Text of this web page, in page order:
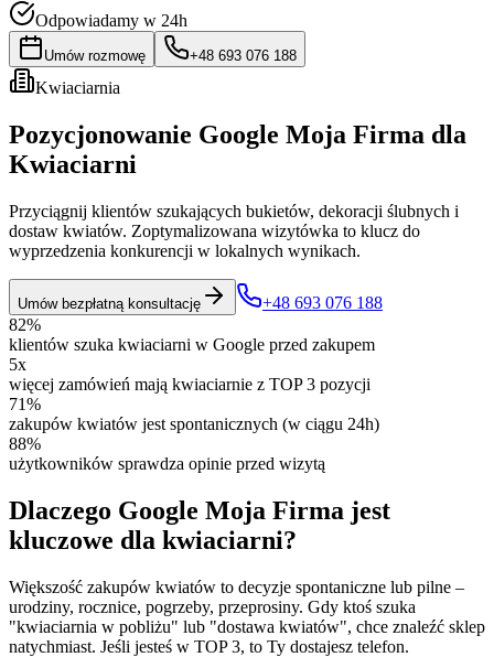
Odpowiadamy w 24h
Umów rozmowę +48 693 076 188
Kwiaciarnia
Pozycjonowanie Google Moja Firma dla
Kwiaciarni
Przyciągnij klientów szukających bukietów, dekoracji ślubnych i
dostaw kwiatów. Zoptymalizowana wizytówka to klucz do
wyprzedzenia konkurencji w lokalnych wynikach.
Umów bezpłatną konsultację
+48 693 076 188
82%
klientów szuka kwiaciarni w Google przed zakupem
5x
więcej zamówień mają kwiaciarnie z TOP 3 pozycji
71%
zakupów kwiatów jest spontanicznych (w ciągu 24h)
88%
użytkowników sprawdza opinie przed wizytą
Dlaczego Google Moja Firma jest
kluczowe dla kwiaciarni?
Większość zakupów kwiatów to decyzje spontaniczne lub pilne –
urodziny, rocznice, pogrzeby, przeprosiny. Gdy ktoś szuka
"kwiaciarnia w pobliżu" lub "dostawa kwiatów", chce znaleźć sklep
natychmiast. Jeśli jesteś w TOP 3, to Ty dostajesz telefon.